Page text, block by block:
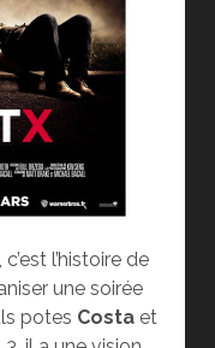
l’histoire de
une soirée
potes Costa et